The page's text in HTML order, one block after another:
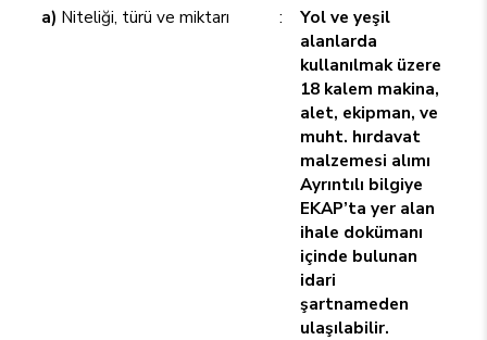
a) Niteliği, türü ve miktarı :
Yol ve yeşil
alanlarda
kullanılmak üzere
18 kalem makina,
alet, ekipman, ve
muht. hırdavat
malzemesi alımı
Ayrıntılı bilgiye
EKAP’ta yer alan
ihale dokümanı
içinde bulunan
idari
şartnameden
ulaşılabilir.